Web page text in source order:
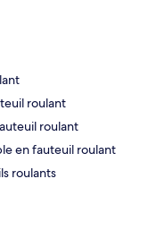
roulant
roulant
en fauteuil roulant
roulants